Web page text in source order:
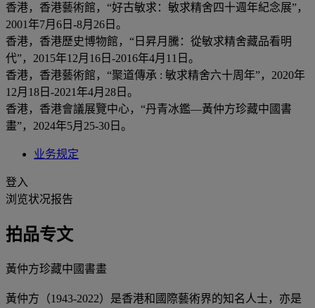
香港，香港藝術館，“好古敏求：敏求精舍四十週年紀念展”，
2001年7月6日-8月26日。
香港，香港歷史博物館，“日昇月騰：從敏求精舍藏品看明
代”，2015年12月16日-2016年4月11日。
香港，香港藝術館，“聚道傳承 : 敏求精舍六十周年”，2020年
12月18日-2021年4月28日。
香港，香港會議展覽中心，“丹青冰鑑—黃仲方珍藏中國書
畫”，2024年5月25-30日。
业务规定
登入
浏览状况报告
拍品专文
黃仲方珍藏中國書畫
黃仲方（1943-2022）是香港和國際藝術界的知名人士，亦是